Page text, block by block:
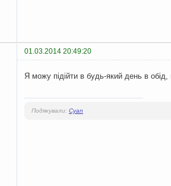
01.03.2014 20:49:20
Я можу підійти в будь-який день в
Подякували: Cyan